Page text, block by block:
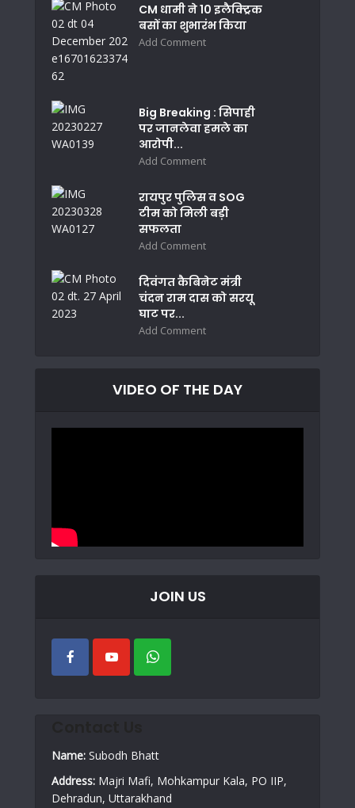
CM धामी ने 10 इलैक्ट्रिक
बसों का शुभारंभ किया
Add Comment
Big Breaking : सिपाही
पर जानलेवा हमले का
आरोपी...
Add Comment
रायपुर पुलिस व SOG
टीम को मिली बड़ी
सफलता
Add Comment
दिवंगत कैबिनेट मंत्री
चंदन राम दास को सरयू
घाट पर...
Add Comment
VIDEO OF THE DAY
JOIN US
Name: Subodh Bhatt
Address: Majri Mafi, Mohkampur Kala, PO IIP,
Dehradun, Uttarakhand